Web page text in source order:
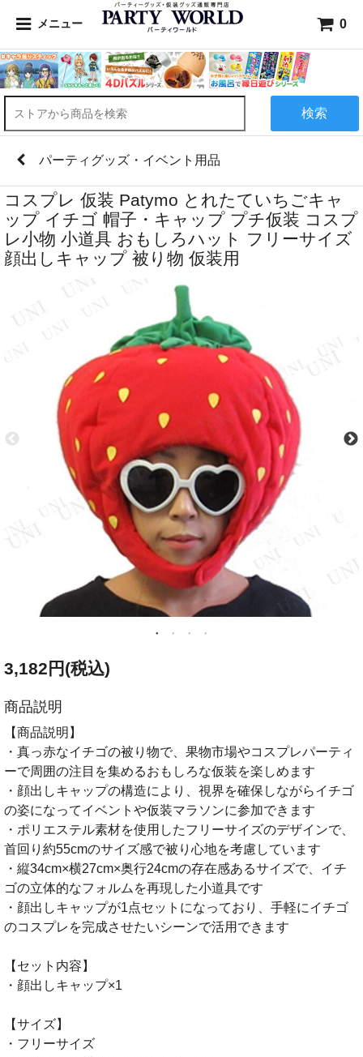
メニュー 0
検索
パーティグッズ・イベント用品
コスプレ 仮装 Patymo とれたていちごキャ
ップ イチゴ 帽子・キャップ プチ仮装 コスプ
レ小物 小道具 おもしろハット フリーサイズ
顔出しキャップ 被り物 仮装用
3,182円(税込)
商品説明
【商品説明】
・真っ赤なイチゴの被り物で、果物市場やコスプレパーティ
ーで周囲の注目を集めるおもしろな仮装を楽しめます
・顔出しキャップの構造により、視界を確保しながらイチゴ
の姿になってイベントや仮装マラソンに参加できます
・ポリエステル素材を使用したフリーサイズのデザインで、
首回り約55cmのサイズ感で被り心地を考慮しています
・縦34cm×横27cm×奥行24cmの存在感あるサイズで、イチ
ゴの立体的なフォルムを再現した小道具です
・顔出しキャップが1点セットになっており、手軽にイチゴ
のコスプレを完成させたいシーンで活用できます
【セット内容】
・顔出しキャップ×1
【サイズ】
・フリーサイズ